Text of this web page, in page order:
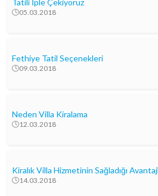
05.03.2018
Fethiye Tatil Seçenekleri
09.03.2018
Neden Villa Kiralama
12.03.2018
Kiralık Villa Hizmetinin Sağladığı
14.03.2018